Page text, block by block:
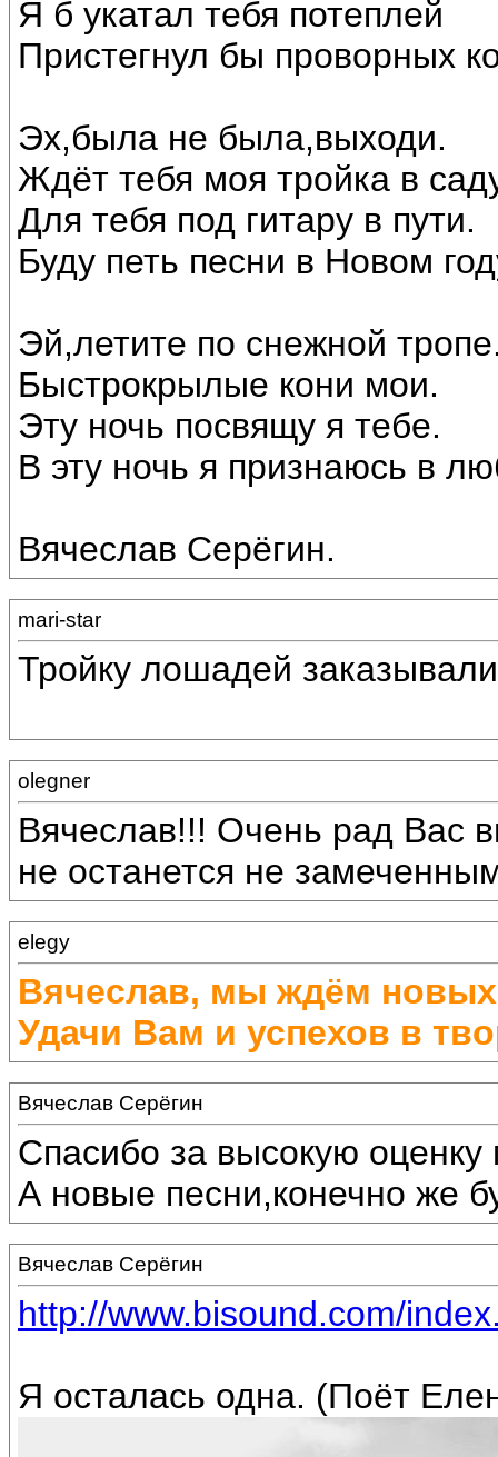
Я б укатал тебя потеплей
Пристегнул бы проворных
Эх,была не была,выходи.
Ждёт тебя моя тройка в
Для тебя под гитару в пути.
Буду петь песни в Новом
Эй,летите по снежной
Быстрокрылые кони мои.
Эту ночь посвящу я тебе.
В эту ночь я признаюсь в
Вячеслав Серёгин.
mari-star
Тройку лошадей
olegner
Вячеслав!!! Очень рад Вас
не останется не
elegy
Вячеслав, мы ждём
Удачи Вам и успехов в
Вячеслав Серёгин
Спасибо за высокую оценку
А новые песни,конечно же
Вячеслав Серёгин
http://www.bisound.com/
Я осталась одна. (Поёт